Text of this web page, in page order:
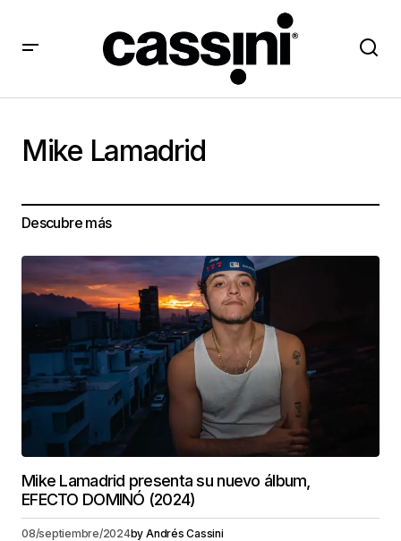
Mike Lamadrid
Descubre más
Mike Lamadrid presenta su nuevo álbum,
EFECTO DOMINÓ (2024)
08/septiembre/2024by Andrés Cassini